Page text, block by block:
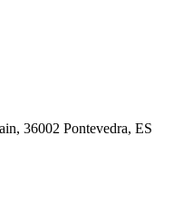
36002 Pontevedra, ES